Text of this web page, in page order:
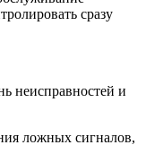
сразу
неисправностей и
ложных сигналов,